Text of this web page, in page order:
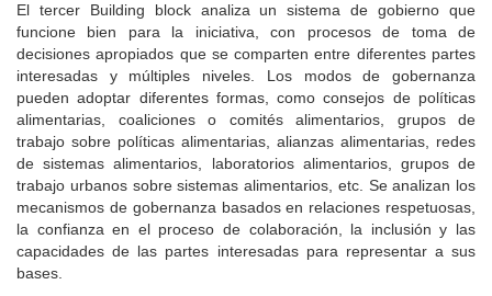
El tercer Building block analiza un sistema de gobierno que
funcione bien para la iniciativa, con procesos de toma de
decisiones apropiados que se comparten entre diferentes partes
interesadas y múltiples niveles. Los modos de gobernanza
pueden adoptar diferentes formas, como consejos de políticas
alimentarias, coaliciones o comités alimentarios, grupos de
trabajo sobre políticas alimentarias, alianzas alimentarias, redes
de sistemas alimentarios, laboratorios alimentarios, grupos de
trabajo urbanos sobre sistemas alimentarios, etc. Se analizan los
mecanismos de gobernanza basados en relaciones respetuosas,
la confianza en el proceso de colaboración, la inclusión y las
capacidades de las partes interesadas para representar a sus
bases.